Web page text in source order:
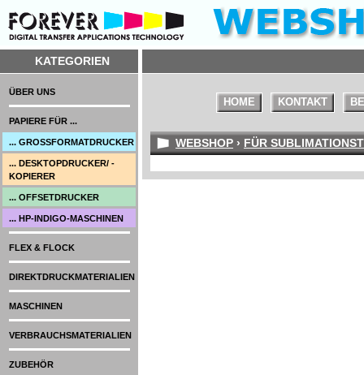
KATEGORIEN
HOME KONTAKT
WEBSHOP › FÜR
ÜBER UNS
PAPIERE FÜR ...
... GROSSFORMATDRUCKER
... DESKTOPDRUCKER/ -
KOPIERER
... OFFSETDRUCKER
... HP-INDIGO-MASCHINEN
FLEX & FLOCK
DIREKTDRUCKMATERIALIEN
MASCHINEN
VERBRAUCHSMATERIALIEN
ZUBEHÖR